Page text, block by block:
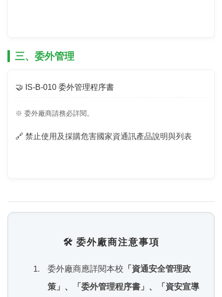
三、委外管理
🤝 IS-B-010 委外管理程序書
※ 委外廠商請務必詳閱。
🔗 禁止使用及採購危害國家資通訊產品說明與列表
🛠️ 委外廠商注意事項
委外廠商應詳閱本校 「資通安全管理政
策」、「委外管理程序書」、「資安宣導